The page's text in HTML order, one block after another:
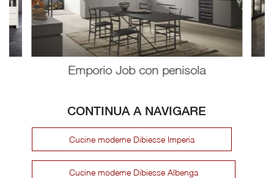
Emporio Job con penisola
CONTINUA A NAVIGARE
Cucine moderne Dibiesse Imperia
Cucine moderne Dibiesse Albenga